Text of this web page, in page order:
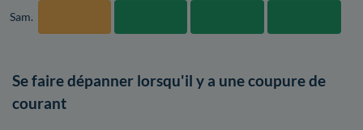
Sam.
Se faire dépanner lorsqu'il y a une coupure de
courant